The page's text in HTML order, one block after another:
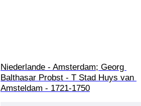
Niederlande - Amsterdam; Georg
Balthasar Probst - T Stad Huys van
Amsteldam - 1721-1750